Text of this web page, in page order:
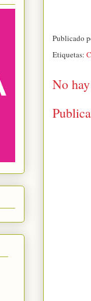
Publicado
Etiquetas:
No